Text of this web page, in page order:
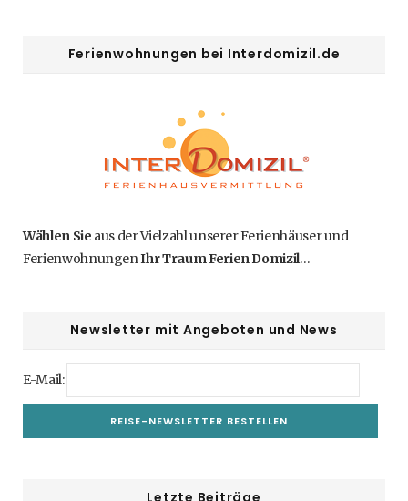
Ferienwohnungen bei Interdomizil.de
Wählen Sie aus der Vielzahl unserer Ferienhäuser und
FerienwohnungenIhr Traum Ferien Domizil…
Newsletter mit Angeboten und News
E-Mail:
Letzte Beiträge